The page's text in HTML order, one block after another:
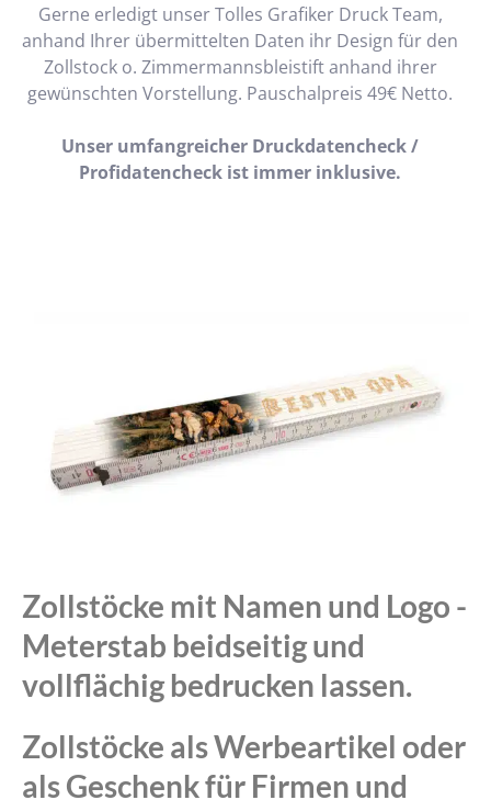
Gerne erledigt unser Tolles Grafiker Druck Team,
anhand Ihrer übermittelten Daten ihr Design für den
Zollstock o. Zimmermannsbleistift anhand ihrer
gewünschten Vorstellung. Pauschalpreis 49€ Netto.
Unser umfangreicher Druckdatencheck /
Profidatencheck ist immer inklusive.
Zollstöcke mit Namen und Logo -
Meterstab beidseitig und
vollflächig bedrucken lassen.
Zollstöcke als Werbeartikel oder
als Geschenk für Firmen und